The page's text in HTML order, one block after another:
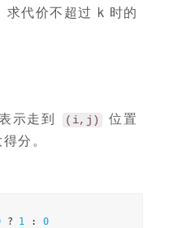
求代价不超过 k 时的
示走到 (i,j)
位置
分。
? 1 :
0